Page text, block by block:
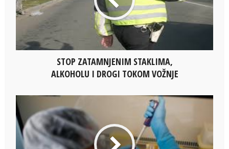
STOP ZATAMNJENIM STAKLIMA,
ALKOHOLU I DROGI TOKOM VOŽNJE